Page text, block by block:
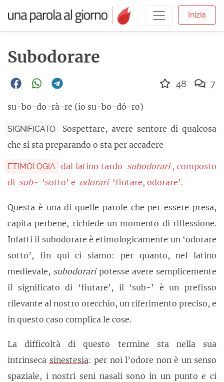
Inizia
Subodorare
su-bo-do-rà-re (io su-bo-dó-ro)
SIGNIFICATO
Sospettare, avere sentore di qualcosa
che si sta preparando o sta per accadere
ETIMOLOGIA dal latino tardo subodorari , composto
di sub- ‘sotto’ e odorari ‘fiutare, odorare’.
Questa è una di quelle parole che per essere presa,
capita perbene, richiede un momento di riflessione.
Infatti il subodorare è etimologicamente un ‘odorare
sotto’, fin qui ci siamo: per quanto, nel latino
medievale, subodoraripotesse avere semplicemente
il significato di ‘fiutare’, il ‘sub-’ è un prefisso
rilevante al nostro orecchio, un riferimento preciso, e
in questo caso complica le cose.
La difficoltà di questo termine sta nella sua
intrinseca sinestesia: per noi l’odore non è un senso
spaziale, i nostri seni nasali sono in un punto e ci
48 7